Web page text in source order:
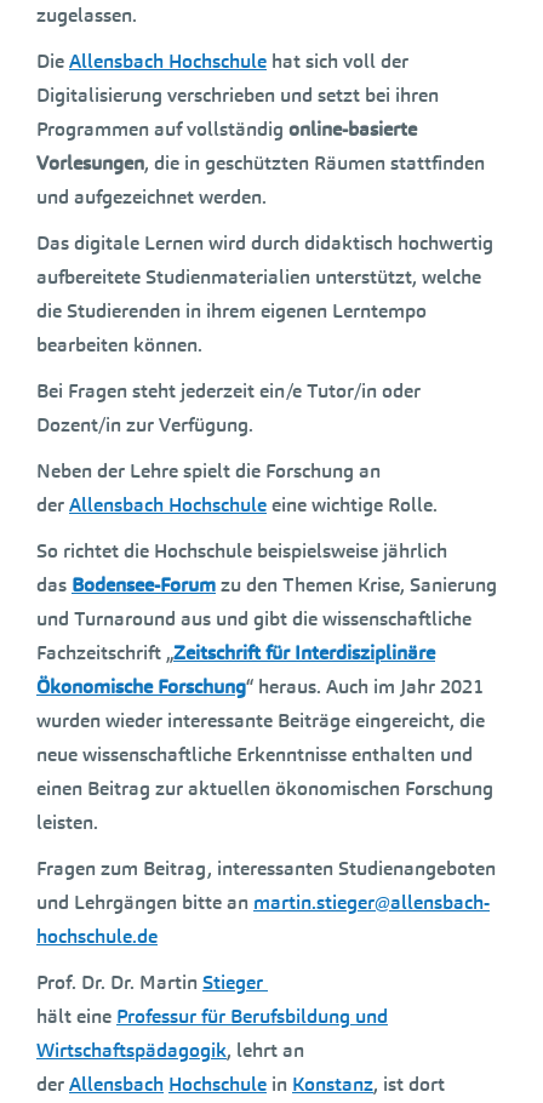
zugelassen.
DieAllensbach Hochschule hat sich voll der
Digitalisierung verschrieben und setzt bei ihren
Programmen auf vollständig online-basierte
Vorlesungen, die in geschützten Räumen stattfinden
und aufgezeichnet werden.
Das digitale Lernen wird durch didaktisch hochwertig
aufbereitete Studienmaterialien unterstützt, welche
die Studierenden in ihrem eigenen Lerntempo
bearbeiten können.
Bei Fragen steht jederzeit ein/e Tutor/in oder
Dozent/in zur Verfügung.
Neben der Lehre spielt die Forschung an
derAllensbach Hochschuleeine wichtige Rolle.
So richtet die Hochschule beispielsweise jährlich
das Bodensee-Forumzu den Themen Krise, Sanierung
und Turnaround aus und gibt die wissenschaftliche
Fachzeitschrift „Zeitschrift für Interdisziplinäre
Ökonomische Forschung“ heraus. Auch im Jahr 2021
wurden wieder interessante Beiträge eingereicht, die
neue wissenschaftliche Erkenntnisse enthalten und
einen Beitrag zur aktuellen ökonomischen Forschung
leisten.
Fragen zum Beitrag, interessanten Studienangeboten
und Lehrgängen bitte an martin.stieger@allensbach-
hochschule.de
Prof. Dr. Dr. Martin Stieger
hält eine Professur für Berufsbildung und
Wirtschaftspädagogik, lehrt an
derAllensbach Hochschule in Konstanz, ist dort